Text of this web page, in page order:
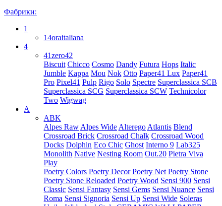
Фабрики:
1
14oraitaliana
4
41zero42
Biscuit Chicco Cosmo Dandy Futura Hops Italic
Jumble Kappa Mou Nok Otto Paper41 Lux Paper41
Pro Pixel41 Pulp Rigo Solo Spectre Superclassica SCB
Superclassica SCG Superclassica SCW Technicolor
Two Wigwag
A
ABK
Alpes Raw Alpes Wide Alterego Atlantis Blend
Crossroad Brick Crossroad Chalk Crossroad Wood
Docks Dolphin Eco Chic Ghost Interno 9 Lab325
Monolith Native Nesting Room Out.20 Pietra Viva
Play
Poetry Colors Poetry Decor Poetry Net Poetry Stone
Poetry Stone Reloaded Poetry Wood Sensi 900 Sensi
Classic Sensi Fantasy Sensi Gems Sensi Nuance Sensi
Roma Sensi Signoria Sensi Up Sensi Wide Soleras